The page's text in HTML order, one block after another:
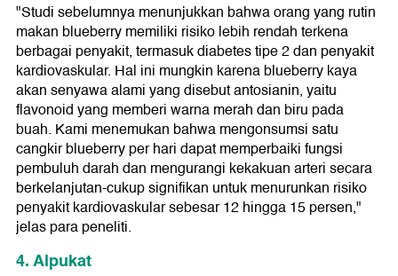
"Studi sebelumnya menunjukkan bahwa orang yang rutin
makan blueberry memiliki risiko lebih rendah terkena
berbagai penyakit, termasuk diabetes tipe 2 dan penyakit
kardiovaskular. Hal ini mungkin karena blueberry kaya
akan senyawa alami yang disebut antosianin, yaitu
flavonoid yang memberi warna merah dan biru pada
buah. Kami menemukan bahwa mengonsumsi satu
cangkir blueberry per hari dapat memperbaiki fungsi
pembuluh darah dan mengurangi kekakuan arteri secara
berkelanjutan-cukup signifikan untuk menurunkan risiko
penyakit kardiovaskular sebesar 12 hingga 15 persen,"
jelas para peneliti.
4. Alpukat